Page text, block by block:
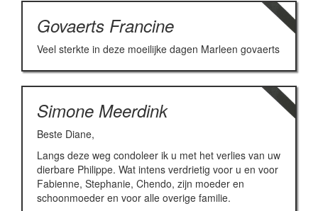
Govaerts Francine
Veel sterkte in deze moeilijke dagen Marleen govaerts
Simone Meerdink
Beste Diane,
Langs deze weg condoleer ik u met het verlies van uw
dierbare Philippe. Wat intens verdrietig voor u en voor
Fabienne, Stephanie, Chendo, zijn moeder en
schoonmoeder en voor alle overige familie.